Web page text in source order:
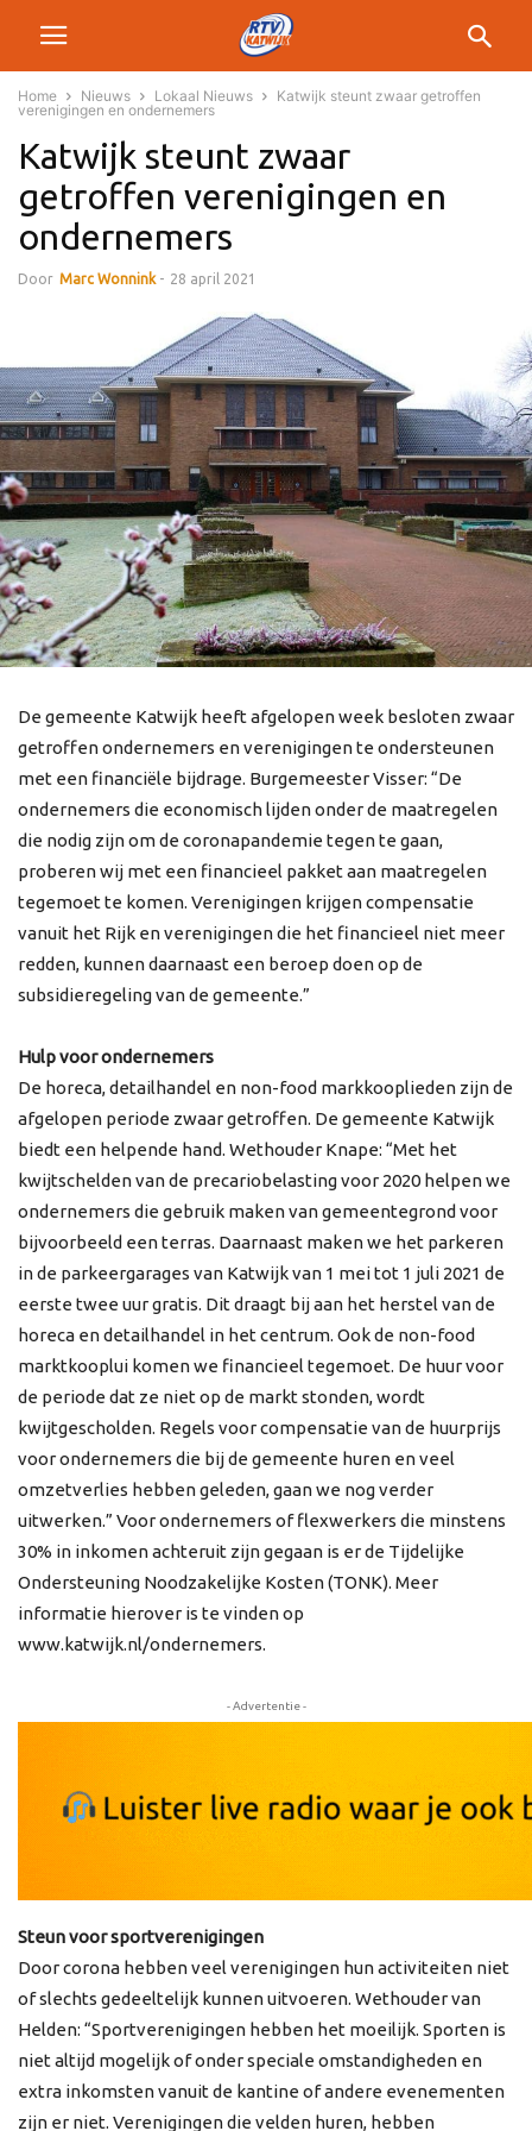
Home Nieuws Lokaal Nieuws
Katwijk steunt zwaar getroffen
verenigingen en ondernemers
Katwijk steunt zwaar
getroffen verenigingen en
ondernemers
Door Marc Wonnink - 28 april 2021
De gemeente Katwijk heeft afgelopen week besloten zwaar
getroffen ondernemers en verenigingen te ondersteunen
met een financiële bijdrage. Burgemeester Visser: “De
ondernemers die economisch lijden onder de maatregelen
die nodig zijn om de coronapandemie tegen te gaan,
proberen wij met een financieel pakket aan maatregelen
tegemoet te komen. Verenigingen krijgen compensatie
vanuit het Rijk en verenigingen die het financieel niet meer
redden, kunnen daarnaast een beroep doen op de
subsidieregeling van de gemeente.”
Hulp voor ondernemers
De horeca, detailhandel en non-food markkooplieden zijn de
afgelopen periode zwaar getroffen. De gemeente Katwijk
biedt een helpende hand. Wethouder Knape: “Met het
kwijtschelden van de precariobelasting voor 2020 helpen we
ondernemers die gebruik maken van gemeentegrond voor
bijvoorbeeld een terras. Daarnaast maken we het parkeren
in de parkeergarages van Katwijk van 1 mei tot 1 juli 2021 de
eerste twee uur gratis. Dit draagt bij aan het herstel van de
horeca en detailhandel in het centrum. Ook de non-food
marktkooplui komen we financieel tegemoet. De huur voor
de periode dat ze niet op de markt stonden, wordt
kwijtgescholden. Regels voor compensatie van de huurprijs
voor ondernemers die bij de gemeente huren en veel
omzetverlies hebben geleden, gaan we nog verder
uitwerken.” Voor ondernemers of flexwerkers die minstens
30% in inkomen achteruit zijn gegaan is er de Tijdelijke
Ondersteuning Noodzakelijke Kosten (TONK). Meer
informatie hierover is te vinden op
www.katwijk.nl/ondernemers.
- Advertentie -
Steun voor sportverenigingen
Door corona hebben veel verenigingen hun activiteiten niet
of slechts gedeeltelijk kunnen uitvoeren. Wethouder van
Helden: “Sportverenigingen hebben het moeilijk. Sporten is
niet altijd mogelijk of onder speciale omstandigheden en
extra inkomsten vanuit de kantine of andere evenementen
zijn er niet. Verenigingen die velden huren, hebben